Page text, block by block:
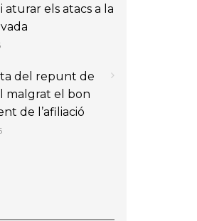
aturar els atacs a la
del repunt de
malgrat el bon
de l’afiliació